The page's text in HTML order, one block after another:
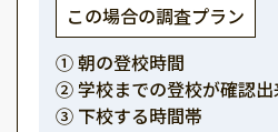
この場合の調査プラン
① 朝の登校時間
② 学校までの登校が確認出
③ 下校する時間帯